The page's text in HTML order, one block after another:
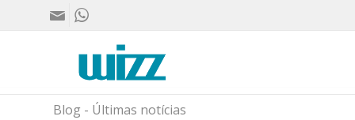
Blog - Últimas notícias